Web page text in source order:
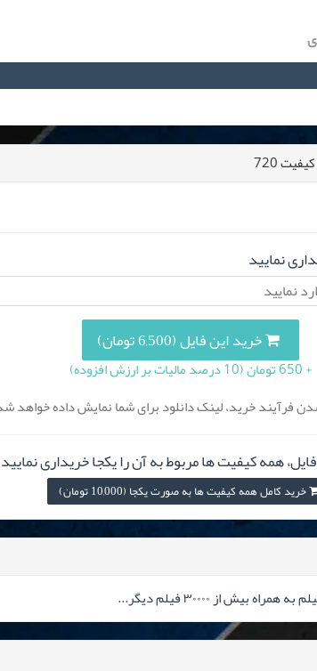
720
نمایید
خرید این فایل (6,500 تومان)
+ 650 تومان (10 درصد مالیات بر ارزش افزوده)
فرآیند خرید، لینک دانلود برای شما نمایش داده خواهد
همه کیفیت ها مربوط به آن را یکجا خریداری نمایید
خرید کامل همه کیفیت ها به صورت یکجا (10,000 تومان)
از ۳۰۰۰۰ فیلم دیگر...